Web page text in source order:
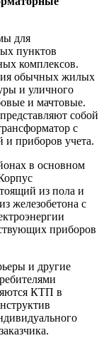
для
пунктов
комплексов.
обычных жилых
и уличного
и мачтовые.
собой
с
и приборов учета.
в основном
из пола и
железобетона с
приборов
и другие
КТП в